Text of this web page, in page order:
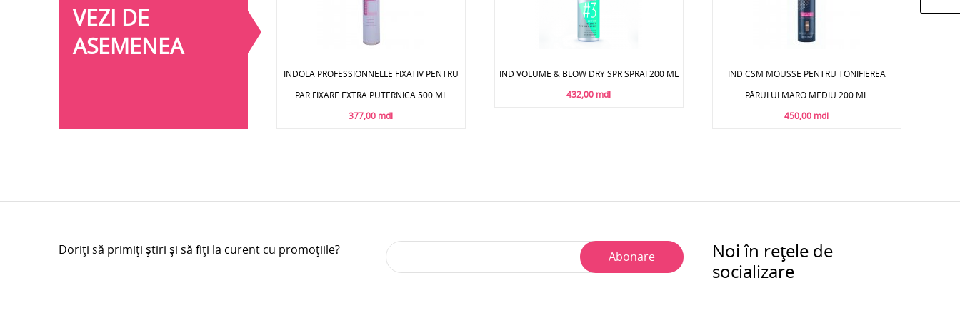
VEZI DE
ASEMENEA
INDOLA PROFESSIONNELLE FIXATIV PENTRU
PAR FIXARE EXTRA PUTERNICA 500 ML
377,00 mdl
IND VOLUME & BLOW DRY SPR SPRAI 200 ML
432,00 mdl
IND CSM MOUSSE PENTRU TONIFIEREA
PĂRULUI MARO MEDIU 200 ML
450,00 mdl
Doriți să primiți știri și să fiți la curent cu promoțiile? Abonare
Noi în rețele de
socializare